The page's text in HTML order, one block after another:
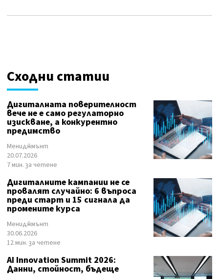
Сходни статии
Дигиталната поверителност
вече не е само регулаторно
изискване, а конкурентно
предимство
Мениджмънт
20.07.2026
7 мин. за четене
Дигиталните кампании не се
провалят случайно: 6 въпроса
преди старт и 15 сигнала да
промените курса
Мениджмънт
30.06.2026
12 мин. за четене
AI Innovation Summit 2026:
Данни, стойност, бъдеще